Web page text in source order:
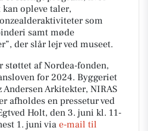
opleve taler,
som
samt møde
der slår lejr ved museet.
støttet af Nordea-fonden,
for 2024. Byggeriet
Arkitekter, NIRAS
afholdes en pressetur ved
Holt, den 3. juni kl. 11-
1. juni via e-mail til